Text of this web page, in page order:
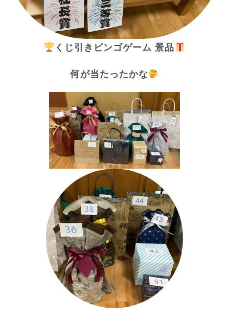
くじ引きビンゴゲーム 景品
何が当たったかな